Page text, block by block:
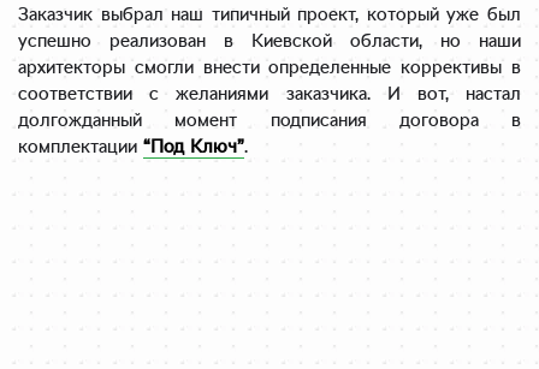
Заказчик выбрал наш типичный проект, который уже был
успешно реализован в Киевской области, но наши
архитекторы смогли внести определенные коррективы в
соответствии с желаниями заказчика. И вот, настал
долгожданный момент подписания договора в
комплектации “Под Ключ”.